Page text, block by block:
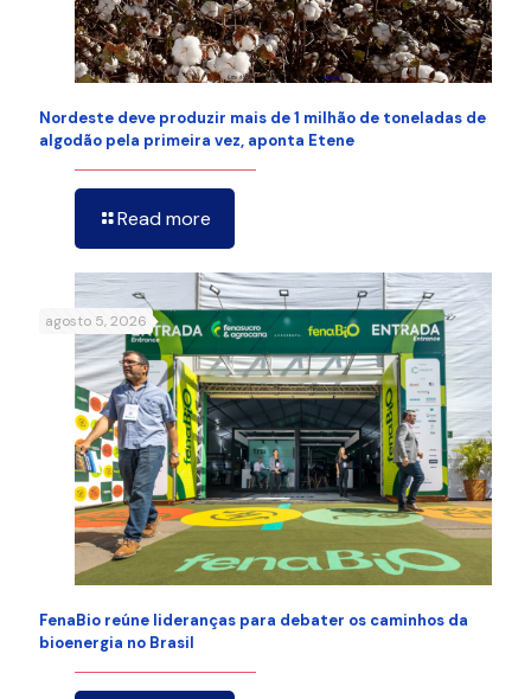
Nordeste deve produzir mais de 1 milhão de toneladas de
algodão pela primeira vez, aponta Etene
Read more
agosto 5, 2026
FenaBio reúne lideranças para debater os caminhos da
bioenergia no Brasil